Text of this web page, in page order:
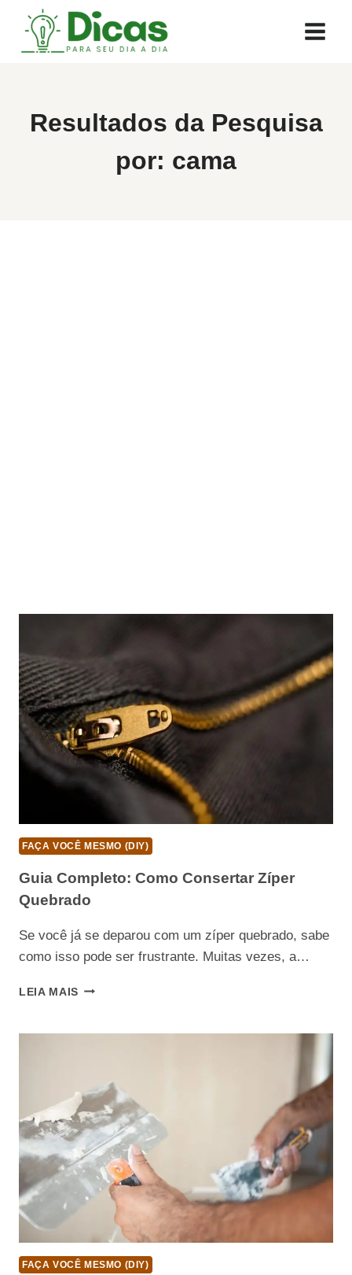
para
Resultados da Pesquisa
por: cama
FAÇA VOCÊ MESMO (DIY)
Guia Completo: Como Consertar Zíper
Quebrado
Se você já se deparou com um zíper quebrado, sabe
como isso pode ser frustrante. Muitas vezes, a…
LEIA MAIS GUIA
FAÇA VOCÊ MESMO (DIY)